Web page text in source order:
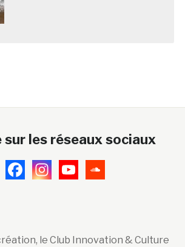
sur les réseaux sociaux
le Club Innovation & Culture